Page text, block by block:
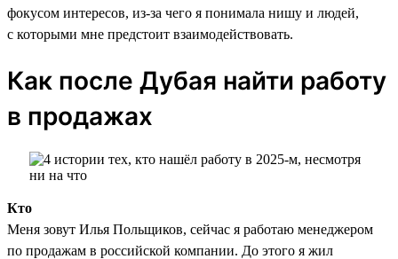
фокусом интересов, из-за чего я понимала нишу и людей,
с которыми мне предстоит взаимодействовать.
Как после Дубая найти работу
в продажах
Кто
Меня зовут Илья Польщиков, сейчас я работаю менеджером
по продажам в российской компании. До этого я жил